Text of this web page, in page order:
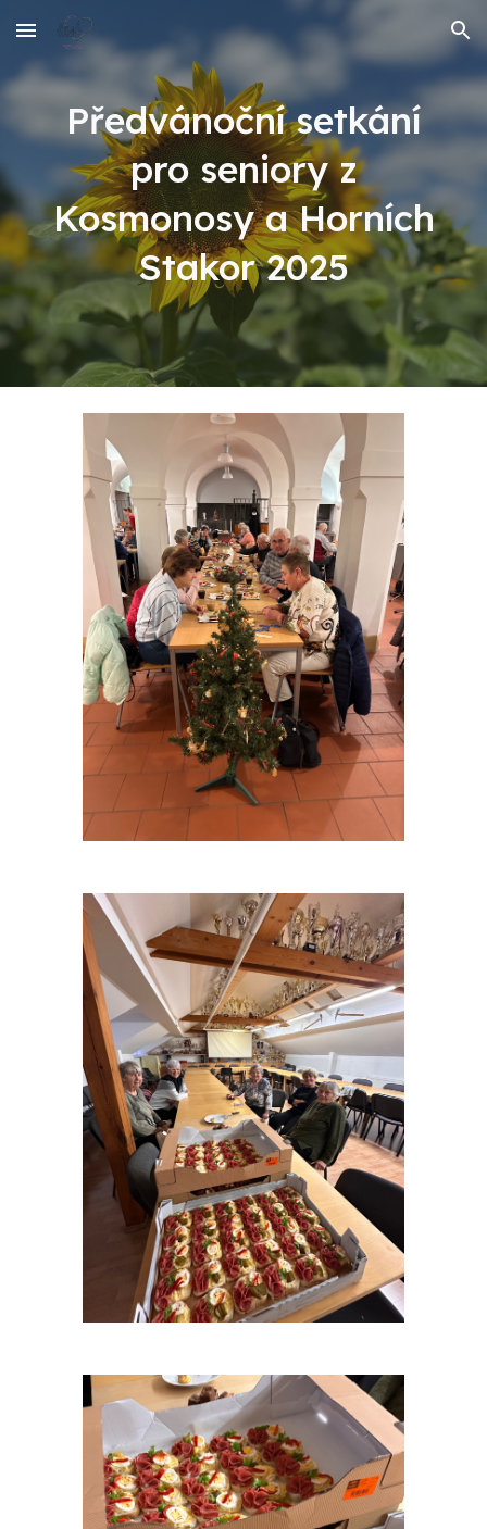
Skip to main content Skip to navigation
Předvánoční setkání
pro seniory z
Kosmonosy a Horních
Stakor 2025